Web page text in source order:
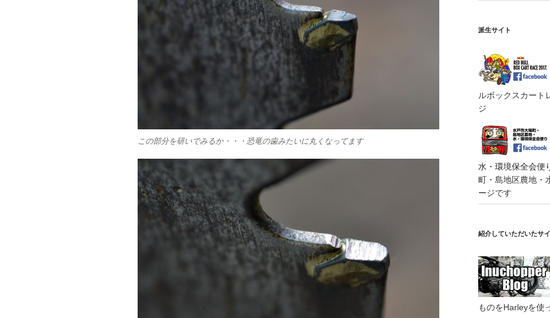
この部分を研いでみるか・・・恐竜の歯みたいに丸くなってます
派生サイト
ルボックスカート
ジ
水・環境保全会便
町・島地区農地・
ージです
紹介していただいたサ
ものをHarleyを使